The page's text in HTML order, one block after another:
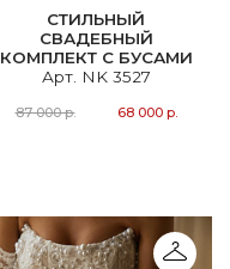
СТИЛЬНЫЙ
СВАДЕБНЫЙ
КОМПЛЕКТ С БУСАМИ
Арт. NK 3527
87 000 р. 68 000 р.